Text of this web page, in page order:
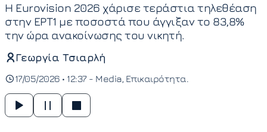
Η Eurovision 2026 χάρισε τεράστια τηλεθέαση
στην ΕΡΤ1 με ποσοστά που άγγιξαν το 83,8%
την ώρα ανακοίνωσης του νικητή.
Γεωργία Τσιαρλή
17/05/2026 • 12:37 - Media Επικαιρότητα